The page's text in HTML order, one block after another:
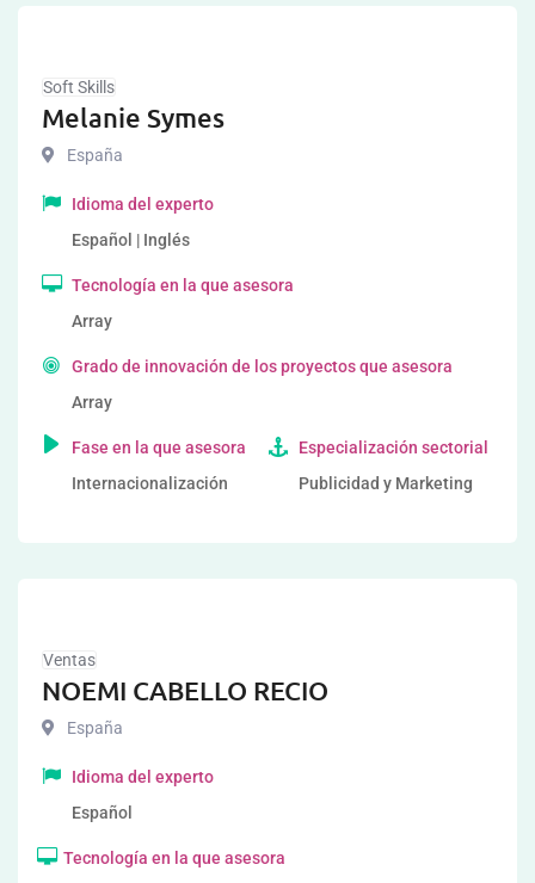
Soft Skills
Melanie Symes
España
Idioma del experto
Español | Inglés
Tecnología en la que asesora
Array
Grado de innovación de los proyectos que asesora
Array
Fase en la que asesora
Internacionalización
Especialización sectorial
Publicidad y Marketing
Ventas
NOEMI CABELLO RECIO
España
Idioma del experto
Español
Tecnología en la que asesora